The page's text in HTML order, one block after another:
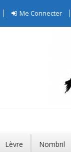
Me Connecter
Lèvre Nombril